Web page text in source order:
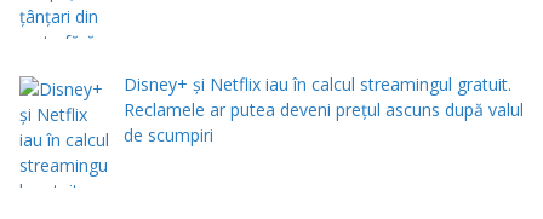
Disney+ și Netflix iau în calcul streamingul gratuit.
Reclamele ar putea deveni prețul ascuns după valul
de scumpiri